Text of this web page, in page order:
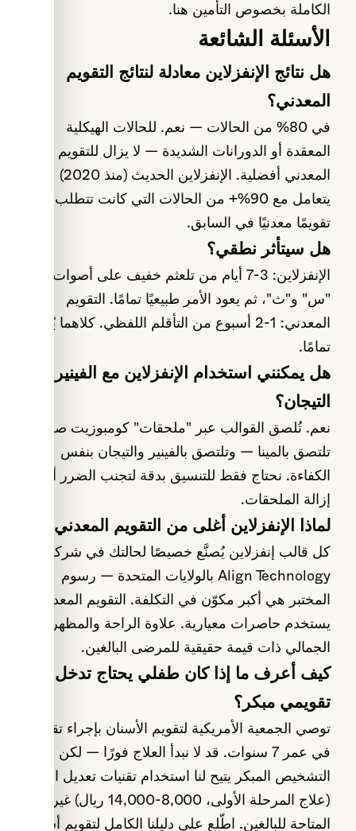
الكاملة بخصوص التأمين هنا.
الأسئلة الشائعة
هل نتائج الإنفزلاين معادلة لنتائج التقويم
المعدني؟
في 80% من الحالات — نعم. للحالات الهيكلية
المعقدة أو الدورانات الشديدة — لا يزال للتقويم
المعدني أفضلية. الإنفزلاين الحديث (منذ 2020)
يتعامل مع 90%+ من الحالات التي كانت تتطلب
تقويمًا معدنيًا في السابق.
هل سيتأثر نطقي؟
الإنفزلاين: 3-7 أيام من تلعثم خفيف على أصوات
"س" و"ث"، ثم يعود الأمر طبيعيًا تمامًا. التقويم
المعدني: 1-2 أسبوع من التأقلم اللفظي. كلاهما يُحلّ
تمامًا.
هل يمكنني استخدام الإنفزلاين مع الفينير أو
التيجان؟
نعم. تُلصق القوالب عبر "ملحقات" كومبوزيت صغيرة
تلتصق بالمينا — وتلتصق بالفينير والتيجان بنفس
الكفاءة. نحتاج فقط للتنسيق بدقة لتجنب الضرر أثناء
إزالة الملحقات.
لماذا الإنفزلاين أغلى من التقويم المعدني؟
كل قالب إنفزلاين يُصنَّع خصيصًا لحالتك في شركة
Align Technology بالولايات المتحدة — رسوم
المختبر هي أكبر مكوّن في التكلفة. التقويم المعدني
يستخدم حاصرات معيارية. علاوة الراحة والمظهر
الجمالي ذات قيمة حقيقية للمرضى البالغين.
كيف أعرف ما إذا كان طفلي يحتاج تدخل
تقويمي مبكر؟
توصي الجمعية الأمريكية لتقويم الأسنان بإجراء تقييم
في عمر 7 سنوات. قد لا نبدأ العلاج فورًا — لكن
التشخيص المبكر يتيح لنا استخدام تقنيات تعديل النمو
(علاج المرحلة الأولى، 8,000-14,000 ريال) غير
المتاحة للبالغين. اطّلع على دليلنا الكامل لتقويم أسنان